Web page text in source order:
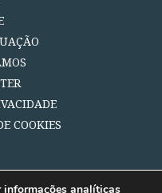
COOKIES
informações analíticas